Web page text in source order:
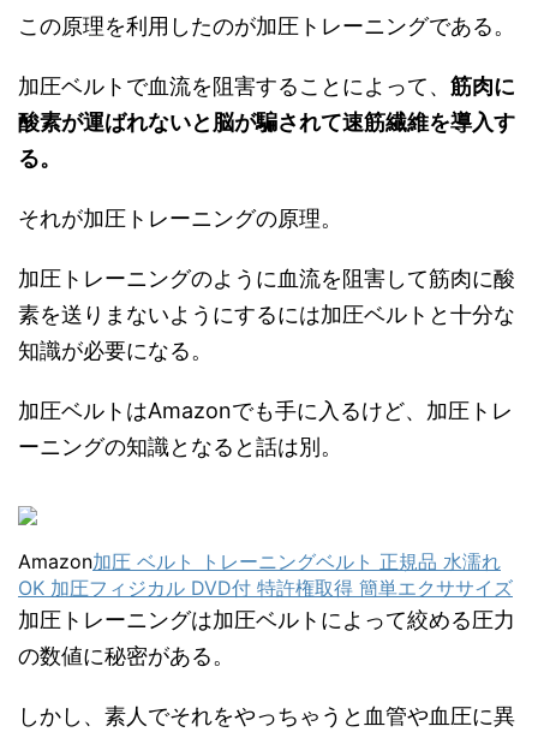
この原理を利用したのが加圧トレーニングである。
加圧ベルトで血流を阻害することによって、 筋肉に
酸素が運ばれないと脳が騙されて速筋繊維を導入す
る。
それが加圧トレーニングの原理。
加圧トレーニングのように血流を阻害して筋肉に酸
素を送りまないようにするには加圧ベルトと十分な
知識が必要になる。
加圧ベルトはAmazonでも手に入るけど、加圧トレ
ーニングの知識となると話は別。
Amazon加圧 ベルト トレーニングベルト 正規品 水濡れ
OK 加圧フィジカル DVD付 特許権取得 簡単エクササイズ
加圧トレーニングは加圧ベルトによって絞める圧力
の数値に秘密がある。
しかし、素人でそれをやっちゃうと血管や血圧に異